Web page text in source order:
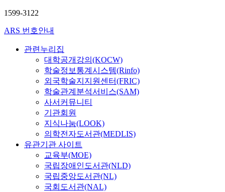
1599-3122
ARS 번호안내
관련누리집
대학공개강의(KOCW)
학술정보통계시스템(Rinfo)
외국학술지지원센터(FRIC)
학술관계분석서비스(SAM)
사서커뮤니티
기관회원
지식나눔(LOOK)
의학전자도서관(MEDLIS)
유관기관 사이트
교육부(MOE)
국립장애인도서관(NLD)
국립중앙도서관(NL)
국회도서관(NAL)